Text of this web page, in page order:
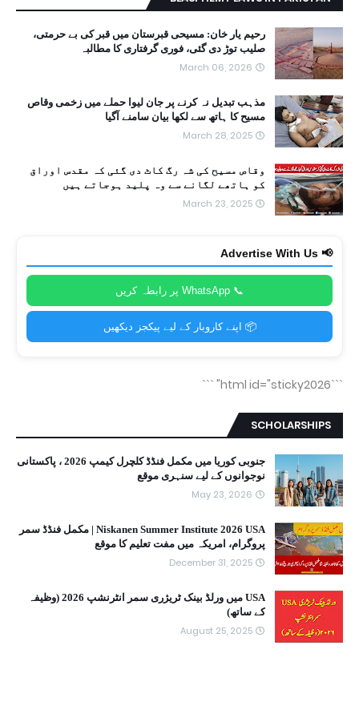
رحیم یار خان: مسیحی قبرستان میں قبر کی بے حرمتی،
صلیب توڑ دی گئی، فوری گرفتاری کا مطالبہ
March 06, 2026
مذہب تبدیل نہ کرنے پر جان لیوا حملے میں زخمی وقاص
مسیح کا ہاتھ سے لکھا بیان سامنے آگیا
March 28, 2025
وقاص مسیح کی شہ رگ کاٹ دی گئی کہ مقدس اوراق
کو ہاتھے لگانے سے وہ پلید ہوجاتے ہیں
March 23, 2025
📢 Advertise With Us
📞 WhatsApp پر رابطہ کریں
📦 اپنے کاروبار کے لیے پیکجز دیکھیں
```html id="sticky2026"
```
SCHOLARSHIPS
جنوبی کوریا میں مکمل فنڈڈ کلچرل کیمپ 2026 ، پاکستانی
نوجوانوں کے لیے سنہری موقع
May 23, 2026
Niskanen Summer Institute 2026 USA | مکمل فنڈڈ سمر
پروگرام، امریکہ میں مفت تعلیم کا موقع
December 31, 2025
USA میں ورلڈ بینک ٹریژری سمر انٹرنشپ 2026 (وظیفہ
کے ساتھ)
August 25, 2025